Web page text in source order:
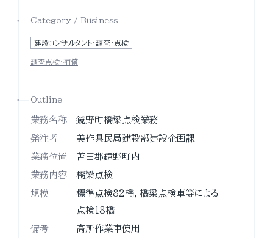
Category / Business
建設コンサルタント・調査・点検
調査点検・補償
Outline
業務名称
鏡野町橋梁点検業務
発注者
美作県民局建設部建設企画課
業務位置
苫田郡鏡野町内
業務内容
橋梁点検
規模
標準点検82橋，橋梁点検車等による
点検18橋
備考
高所作業車使用